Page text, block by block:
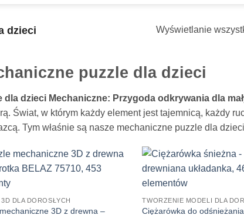
dzieci Wyświetlanie
puzzle dla dzieci
dla dzieci Mechaniczne: Przygoda odkrywania dla
Świat, w którym każdy element jest tajemnicą, każdy
Tym właśnie są nasze mechaniczne puzzle dla
DLA DOROSŁYCH
3D z drewna –
TWORZENIE MODELI DLA
Ciężarówka do